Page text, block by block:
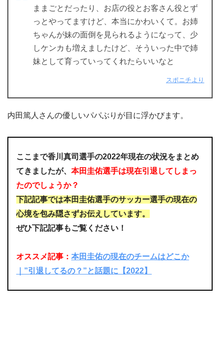
ままごとだったり、お店の役とお客さん役とず
っとやってますけど、本当にかわいくて。お姉
ちゃんが妹の面倒を見られるようになって、少
しケンカも増えましたけど、そういった中で姉
妹として育っていってくれたらいいなと
スポニチより
内田篤人さんの優しいパパぶりが目に浮かびます。
ここまで香川真司選手の2022年現在の状況をまとめ
てきましたが、 本田圭佑選手は現在引退してしまっ
たのでしょうか？
下記記事では本田圭佑選手のサッカー選手の現在の
心境を包み隠さずお伝えしています。
ぜひ下記記事もご覧ください！
オススメ記事： 本田圭佑の現在のチームはどこか
｜”引退してるの？”と話題に【2022】